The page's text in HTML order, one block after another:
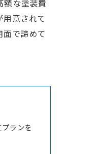
額な塗装費
意されて
で諦めて
ランを